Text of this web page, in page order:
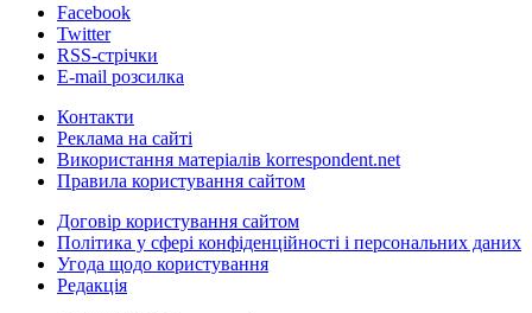
Facebook
Twitter
RSS-стрічки
E-mail розсилка
Контакти
Реклама на сайті
Використання матеріалів korrespondent.net
Правила користування сайтом
Договір користування сайтом
Політика у сфері конфіденційності і персональних даних
Угода щодо користування
Редакція